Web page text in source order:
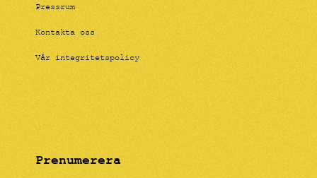
Pressrum
Kontakta oss
Vår integritetspolicy
Prenumerera